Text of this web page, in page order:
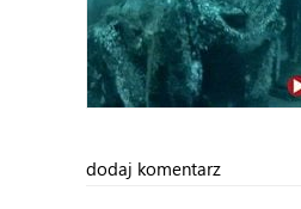
dodaj komentarz